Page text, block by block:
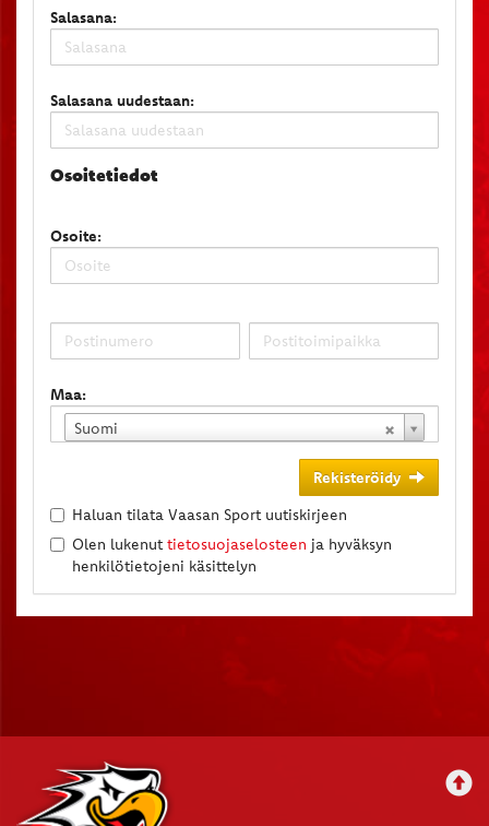
Salasana:
Salasana uudestaan:
Osoitetiedot
Osoite:
Maa:
Suomi
Rekisteröidy
Haluan tilata Vaasan Sport uutiskirjeen
Olen lukenuttietosuojaselosteen ja hyväksyn
henkilötietojeni käsittelyn